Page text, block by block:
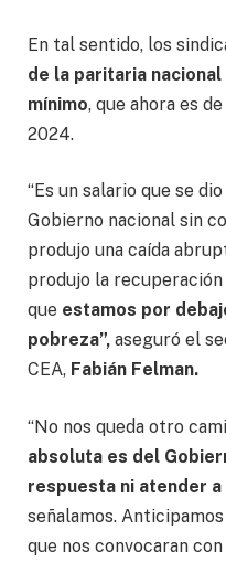
En tal sentido, los
de la paritaria nacional
mínimo, que ahora es de
2024.
“Es un salario que se
Gobierno nacional sin
produjo una caída
produjo la
que estamos por
pobreza”, aseguró el
CEA, Fabián Felman.
“No nos queda otro
absoluta es del
respuesta ni atender
señalamos.
que nos convocaran